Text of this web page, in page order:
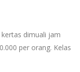
dimuali jam
per orang. Kelas